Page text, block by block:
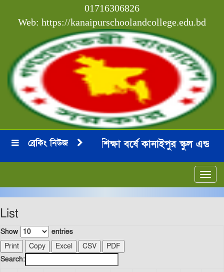
01716306826
Web: https://kanaipurschoolandcollege.edu.bd
ব্রেকিং নিউজ
***২০২৪-২০২৫ শিক্ষা বর্ষে কানাইপুর স্কুল এন্ড
List
Show
entries
Print
Copy Excel CSV
PDF
Search: